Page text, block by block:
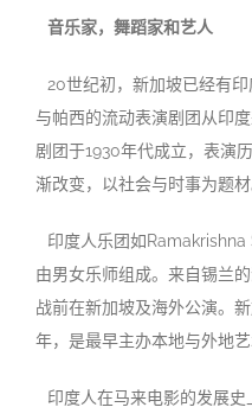
音乐家，舞蹈家和艺人
20世纪初，新加坡已经有
与帕西的流动表演剧团从印
剧团于1930年代成立，表演
渐改变，以社会与时事为题材
印度人乐团如Ramakrishna
由男女乐师组成。来自锡兰
战前在新加坡及海外公演。
年，是最早主办本地与外地艺
印度人在马来电影的发展